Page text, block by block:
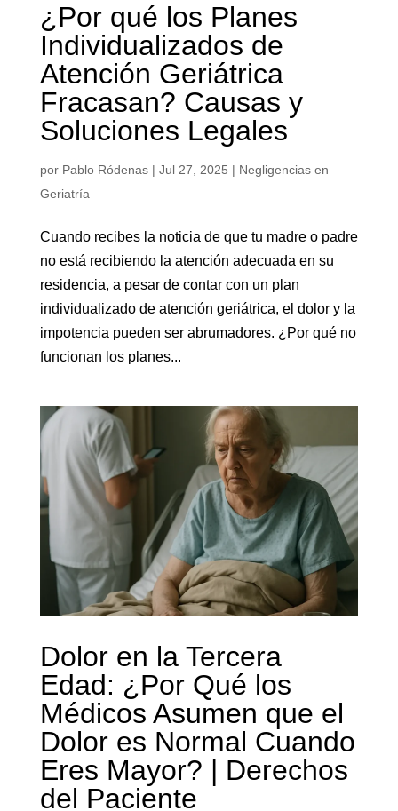
¿Por qué los Planes
Individualizados de
Atención Geriátrica
Fracasan? Causas y
Soluciones Legales
por Pablo Ródenas| Jul 27, 2025 | Negligencias en
Geriatría
Cuando recibes la noticia de que tu madre o padre
no está recibiendo la atención adecuada en su
residencia, a pesar de contar con un plan
individualizado de atención geriátrica, el dolor y la
impotencia pueden ser abrumadores. ¿Por qué no
funcionan los planes...
Dolor en la Tercera
Edad: ¿Por Qué los
Médicos Asumen que el
Dolor es Normal Cuando
Eres Mayor? | Derechos
del Paciente